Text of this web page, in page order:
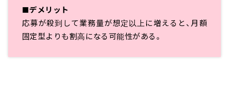
■デメリット
応募が殺到して業務量が想定以上に増えると、月額
固定型よりも割高になる可能性がある。